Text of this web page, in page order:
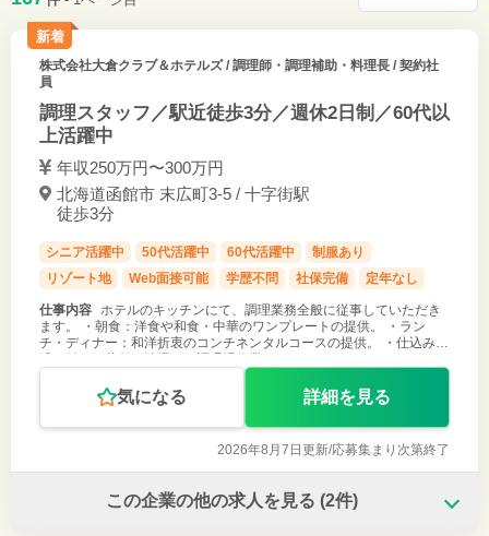
新着
株式会社大倉クラブ＆ホテルズ/ 調理師・調理補助・料理長 / 契約社
員
調理スタッフ／駅近徒歩3分／週休2日制／60代以
上活躍中
年収250万円〜300万円
北海道函館市 末広町3-5 / 十字街駅
徒歩3分
シニア活躍中 50代活躍中 60代活躍中
制服あり
リゾート地
Web面接可能 学歴不問 社保完備 定年なし
仕事内容 ホテルのキッチンにて、調理業務全般に従事していただき
ます。 ・朝食：洋食や和食・中華のワンプレートの提供。 ・ラン
チ・ディナー：和洋折衷のコンチネンタルコースの提供。 ・仕込み、
気になる 詳細を見る
2026年8月7日更新/応募集まり次第終了
この企業の他の求人を見る (2件)